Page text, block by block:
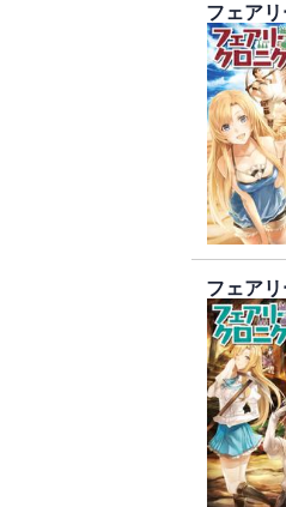
フェア
フェア